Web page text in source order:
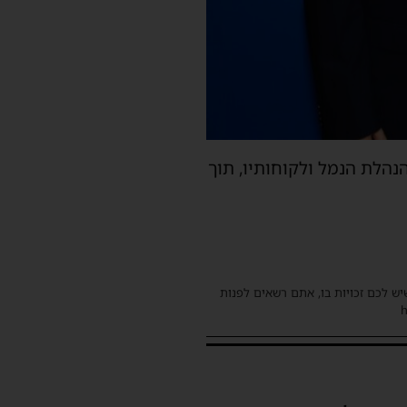
הנמל ולקוחותיו, תוך
לכם זכויות בו, אתם רשאים לפנות